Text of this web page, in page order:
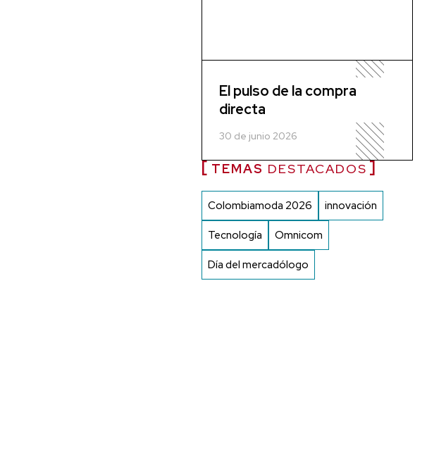
El pulso de la compra
directa
30 de junio 2026
TEMAS DESTACADOS
Colombiamoda 2026 innovación
Tecnología Omnicom
Día del mercadólogo